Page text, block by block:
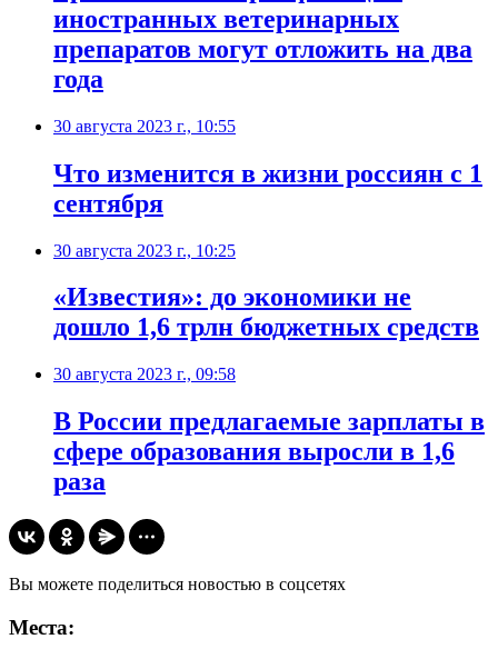
иностранных ветеринарных
препаратов могут отложить на два
года
30 августа 2023 г., 10:55
Что изменится в жизни россиян с 1
сентября
30 августа 2023 г., 10:25
«Известия»: до экономики не
дошло 1,6 трлн бюджетных средств
30 августа 2023 г., 09:58
В России предлагаемые зарплаты в
сфере образования выросли в 1,6
раза
Вы можете поделиться новостью в соцсетях
Места: